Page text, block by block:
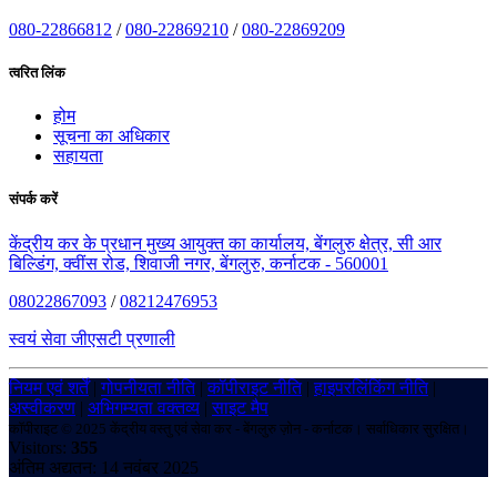
080-22866812 /080-22869210 /080-22869209
त्वरित लिंक
होम
सूचना का अधिकार
सहायता
संपर्क करें
केंद्रीय कर के प्रधान मुख्य आयुक्त का कार्यालय, बेंगलुरु क्षेत्र, सी आर
बिल्डिंग, क्वींस रोड, शिवाजी नगर, बेंगलुरु, कर्नाटक - 560001
08022867093 /08212476953
स्वयं सेवा जीएसटी प्रणाली
नियम एवं शर्तें|गोपनीयता नीति|कॉपीराइट नीति|हाइपरलिंकिंग नीति|
अस्वीकरण | अभिगम्यता वक्तव्य |साइट मैप
कॉपीराइट © 2025 केंद्रीय वस्तु एवं सेवा कर - बेंगलुरु ज़ोन - कर्नाटक। सर्वाधिकार सुरक्षित।
Visitors: 355
अंतिम अद्यतन: 14 नवंबर 2025